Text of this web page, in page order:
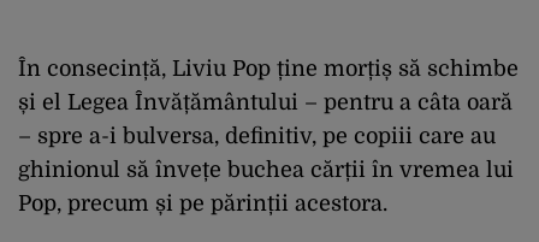
În consecință, Liviu Pop ține morțiș să schimbe
și el Legea Învățământului – pentru a câta oară
– spre a-i bulversa, definitiv, pe copiii care au
ghinionul să învețe buchea cărții în vremea lui
Pop, precum și pe părinții acestora.